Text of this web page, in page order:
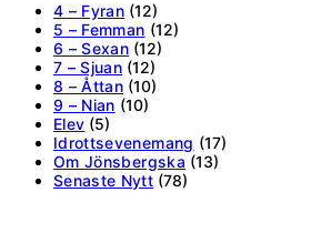
4 – Fyran (12)
5 – Femman (12)
6 – Sexan (12)
7 – Sjuan (12)
8 – Åttan (10)
9 – Nian (10)
Elev (5)
Idrottsevenemang (17)
Om Jönsbergska (13)
Senaste Nytt (78)